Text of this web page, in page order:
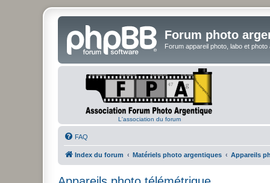
Forum photo
Forum appareil photo, labo et photo
L'association du forum
FAQ
Index du forum Matériels photo argentiques Appareils